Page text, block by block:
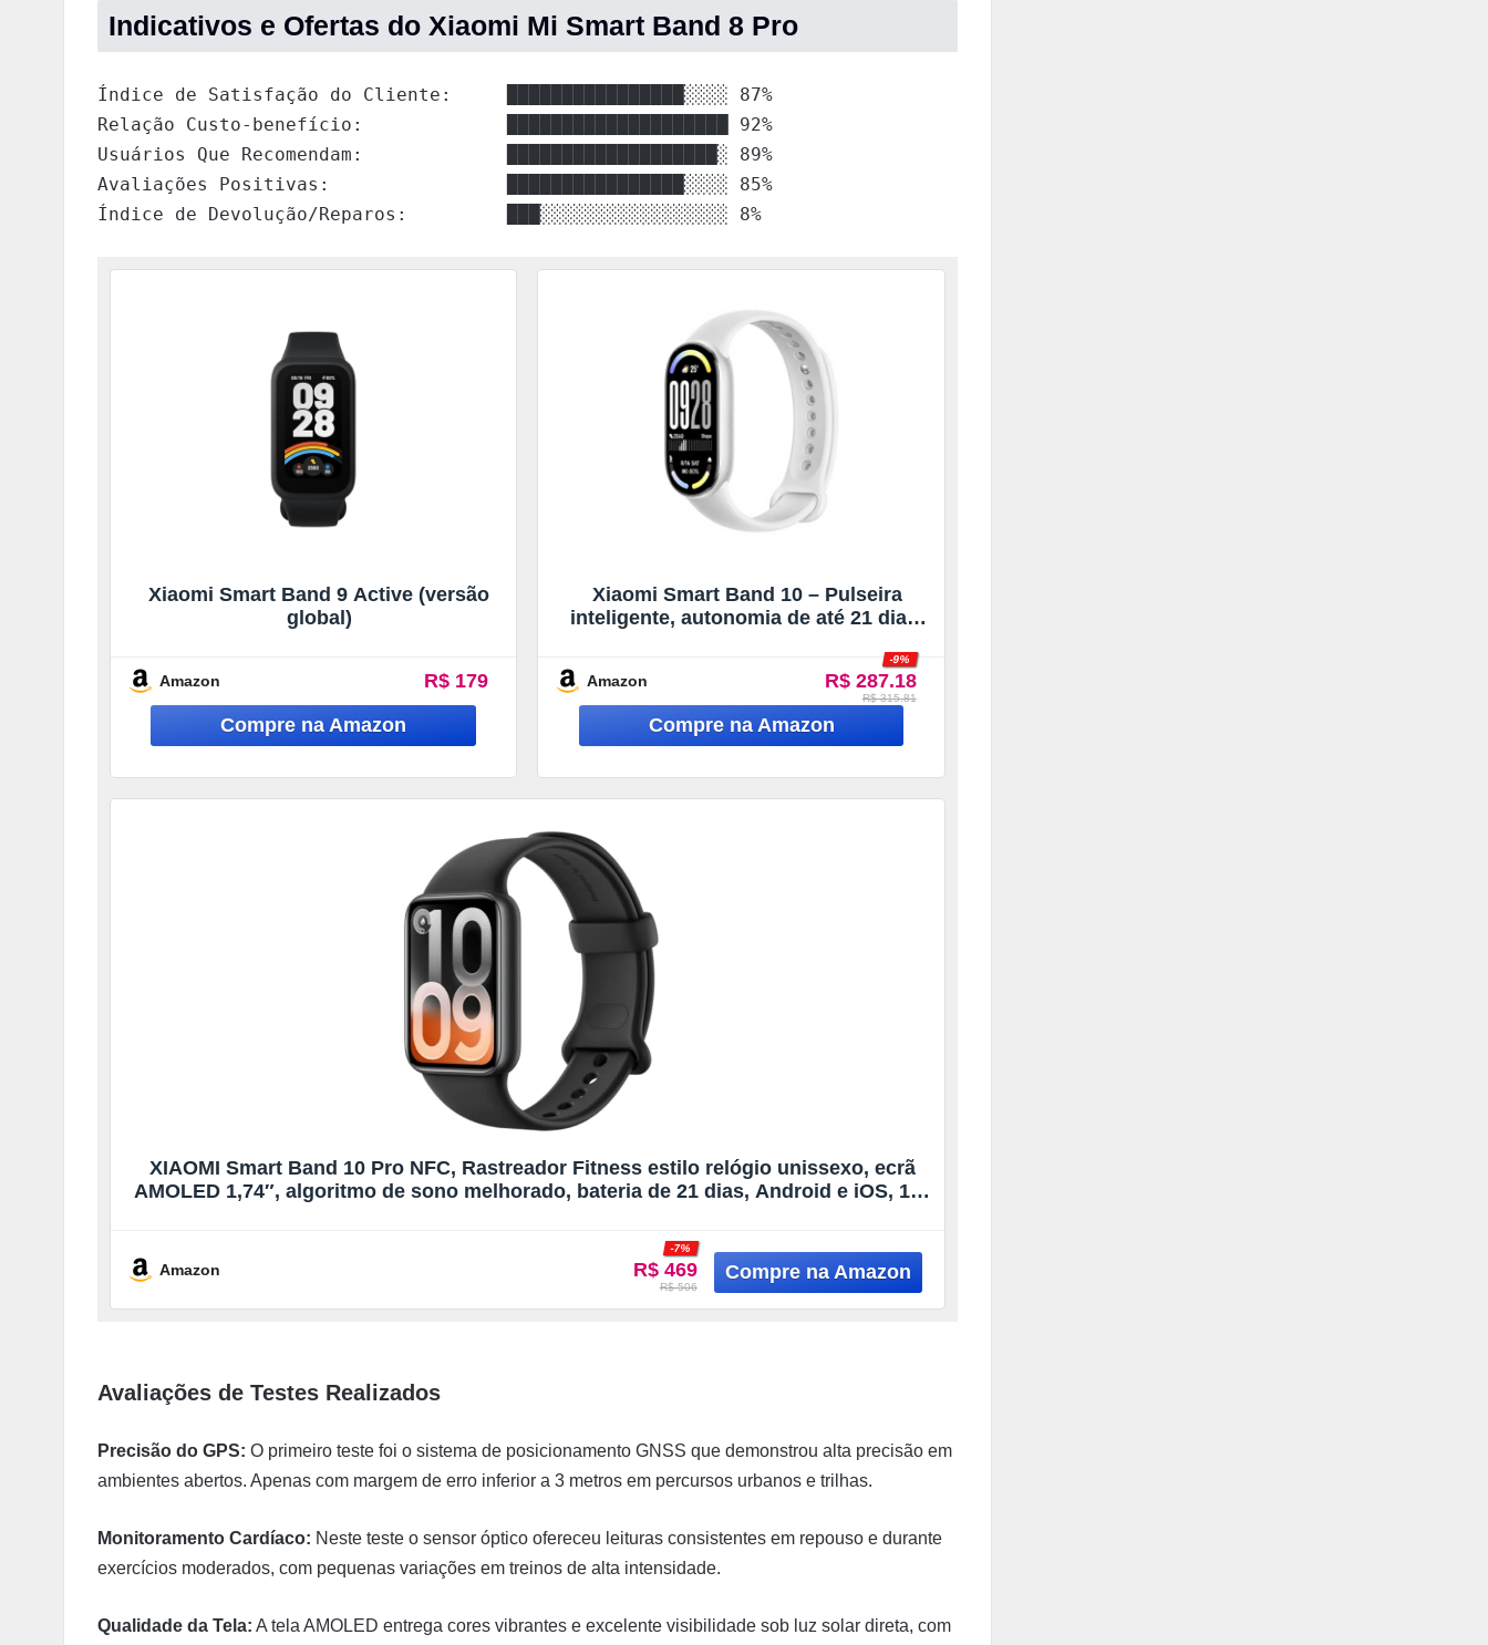
Indicativos e Ofertas do Xiaomi Mi Smart Band 8 Pro
Índice de Satisfação do Cliente:     ████████████████░░░░ 87%
Relação Custo-benefício:             ████████████████████ 92%
Usuários Que Recomendam:             ███████████████████░ 89%
Avaliações Positivas:                ████████████████░░░░ 85%
Índice de Devolução/Reparos:         ███░░░░░░░░░░░░░░░░░ 8%
Xiaomi Smart Band 9 Active (versão
global)
Amazon R$ 179
Xiaomi Smart Band 10 – Pulseira
inteligente, autonomia de até 21 dias,
atualização de 60 Hz, 5 ATM, sensor de
frequência cardíaca, app Mi Fitness,
cor prata (versão ES)
Amazon R$ 287.18
-9%
R$ 315.81
XIAOMI Smart Band 10 Pro NFC, Rastreador Fitness estilo relógio unissexo, ecrã
AMOLED 1,74″, algoritmo de sono melhorado, bateria de 21 dias, Android e iOS, 150
Amazon R$ 469
-7%
R$ 506
Avaliações de Testes Realizados
Precisão do GPS: O primeiro teste foi o sistema de posicionamento GNSS que demonstrou alta precisão em
ambientes abertos. Apenas com margem de erro inferior a 3 metros em percursos urbanos e trilhas.
Monitoramento Cardíaco: Neste teste o sensor óptico ofereceu leituras consistentes em repouso e durante
exercícios moderados, com pequenas variações em treinos de alta intensidade.
Qualidade da Tela: A tela AMOLED entrega cores vibrantes e excelente visibilidade sob luz solar direta, com